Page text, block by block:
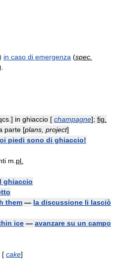
in caso di emergenza (spec.
in ghiaccio [ champagne]; fig.
parte [plans, project]
piedi sono di ghiaccio!
m. pl.
ghiaccio
them — la discussione li lasciò
ice — avanzare su un campo
[ cake]